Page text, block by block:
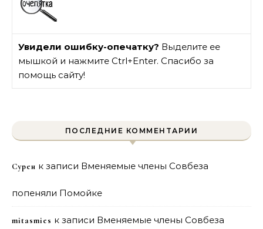
Увидели ошибку-опечатку? Выделите ее
мышкой и нажмите Ctrl+Enter. Спасибо за
помощь сайту!
ПОСЛЕДНИЕ КОММЕНТАРИИ
Сурен к записи Вменяемые члены Совбеза
попеняли Помойке
mitasmies к записи Вменяемые члены Совбеза